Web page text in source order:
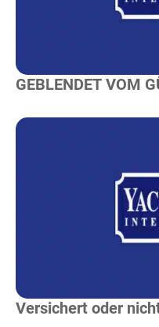
GEBLENDET VOM
Versichert oder